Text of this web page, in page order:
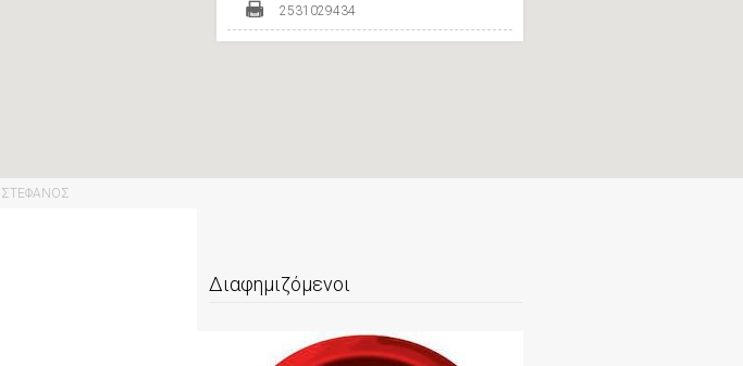
2531029434
ΣΤΕΦΑΝΟΣ
Διαφημιζόμενοι